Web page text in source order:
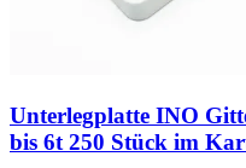
Unterlegplatte INO
bis 6t 250 Stück im